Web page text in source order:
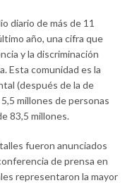
diario de más de 11
año, una cifra que
y la discriminación
Esta comunidad es la
(después de la de
millones de personas
83,5 millones.
fueron anunciados
de prensa en
representaron la mayor